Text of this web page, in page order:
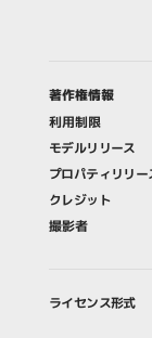
著作権情報
利用制限
モデルリリース
プロパティリリー
クレジット
撮影者
ライセンス形式